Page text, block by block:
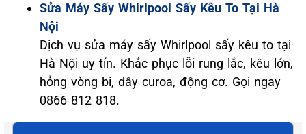
Sửa Máy Sấy Whirlpool Sấy Kêu To Tại Hà
Nội
Dịch vụ sửa máy sấy Whirlpool sấy kêu to tại
Hà Nội uy tín. Khắc phục lỗi rung lắc, kêu lớn,
hỏng vòng bi, dây curoa, động cơ. Gọi ngay
0866 812 818.